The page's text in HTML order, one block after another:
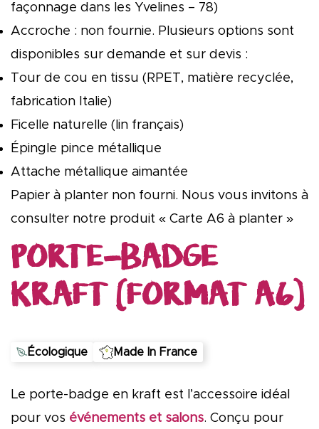
façonnage dans les Yvelines – 78)
Accroche : non fournie. Plusieurs options sont
disponibles sur demande et sur devis :
Tour de cou en tissu (RPET, matière recyclée,
fabrication Italie)
Ficelle naturelle (lin français)
Épingle pince métallique
Attache métallique aimantée
Papier à planter non fourni. Nous vous invitons à
consulter notre produit « Carte A6 à planter »
PORTE-BADGE
KRAFT (FORMAT A6)
Écologique Made In France
Le porte-badge en kraft est l’accessoire idéal
pour vos événements et salons. Conçu pour